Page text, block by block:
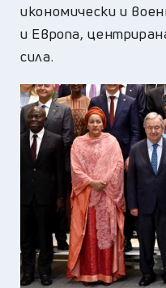
икономически и
и Европа,
сила.